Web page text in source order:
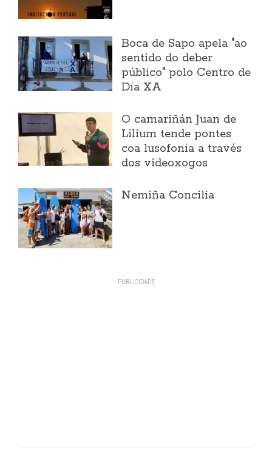
Boca de Sapo apela "ao
sentido do deber
público" polo Centro de
Día XA
O camariñán Juan de
Lilium tende pontes
coa lusofonía a través
dos videoxogos
Nemiña Concilia